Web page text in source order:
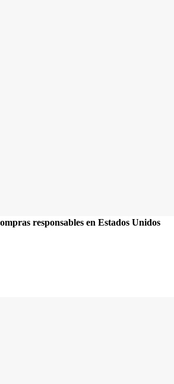
responsables en Estados Unidos